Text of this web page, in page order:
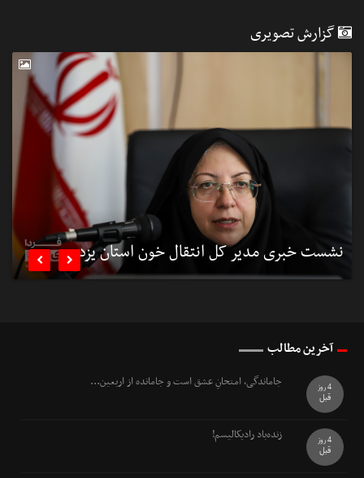
گزارش تصویری
نشست خبری مدیر کل انتقال خون استان یزد  
آخرین مطالب
جاماندگی، امتحانِ عشق است و جامانده از اربعین...
4 روز
قبل
زنده‌باد رادیکالیسم!
4 روز
قبل